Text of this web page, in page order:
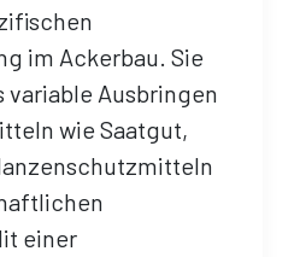
im Ackerbau. Sie
Ausbringen
wie Saatgut,
einer